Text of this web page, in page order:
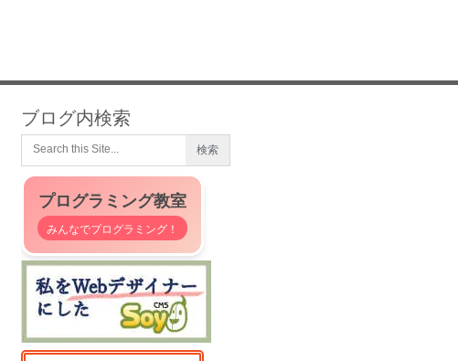
ブログ内検索
プログラミング教室
みんなでプログラミング！